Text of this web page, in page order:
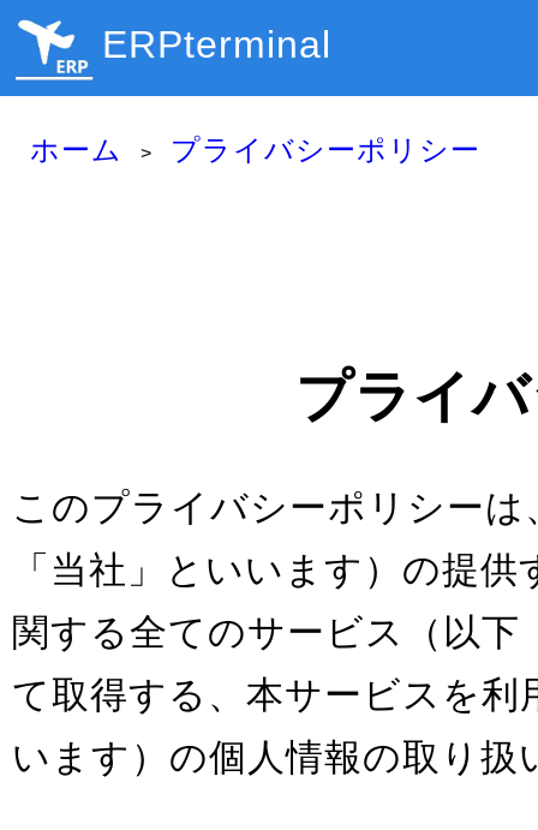
ERPterminal
ホーム プライバシーポリシー
プライ
このプライバシーポリシー
「当社」といいます）の提
関する全てのサービス（以
て取得する、本サービスを
います）の個人情報の取り